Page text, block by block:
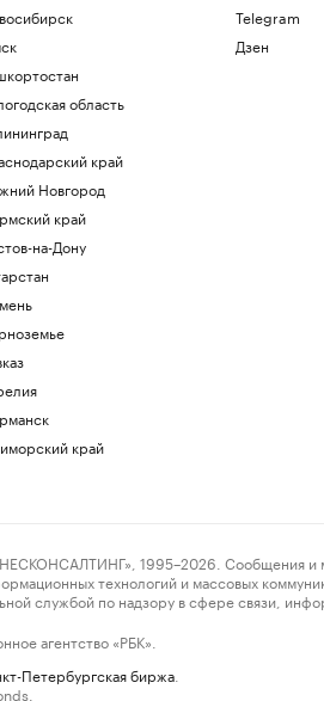
область
край
Новгород
край
на-Дону
край
Telegram
Дзен
1995–2026. Сообщения и
технологий и массовых
службой по надзору в сфере связи,
агентство «РБК».
Петербургская биржа